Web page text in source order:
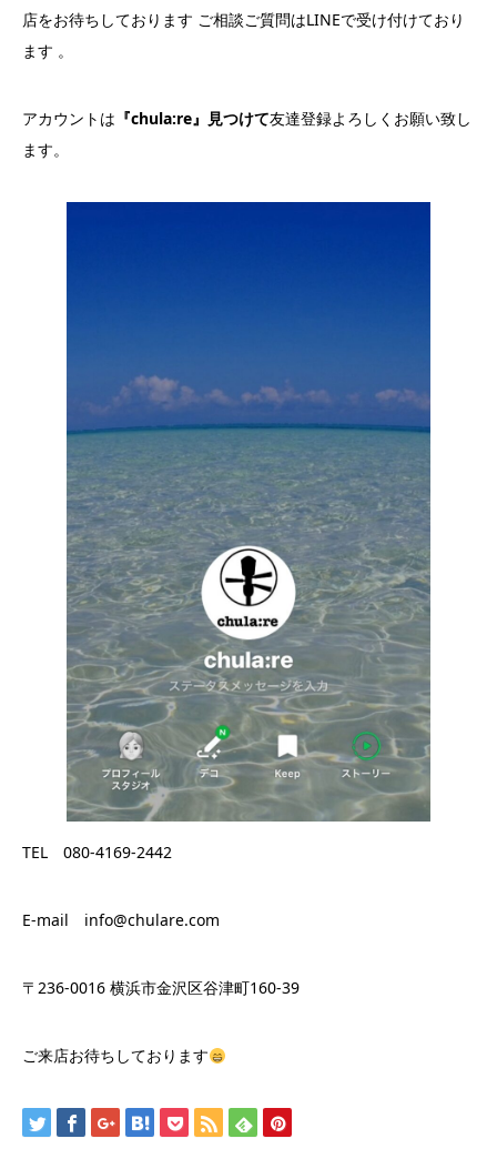
店をお待ちしております ご相談ご質問はLINEで受け付けており
ます 。
アカウントは 『chula:re』見つけて友達登録よろしくお願い致し
ます。
TEL 080-4169-2442
E-mail info@chulare.com
〒236-0016 横浜市金沢区谷津町160-39
ご来店お待ちしております